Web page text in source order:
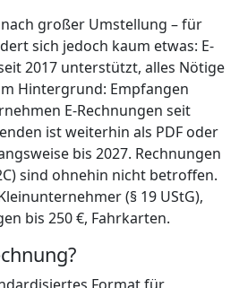
großer Umstellung – für
sich jedoch kaum etwas: E-
2017 unterstützt, alles Nötige
Hintergrund: Empfangen
E-Rechnungen seit
ist weiterhin als PDF oder
bis 2027. Rechnungen
sind ohnehin nicht betroffen.
(§ 19 UStG),
bis 250 €, Fahrkarten.